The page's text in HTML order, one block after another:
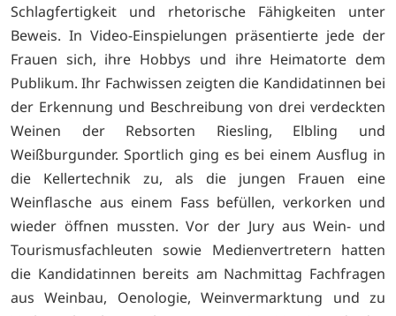
Schlagfertigkeit und rhetorische Fähigkeiten unter
Beweis. In Video-Einspielungen präsentierte jede der
Frauen sich, ihre Hobbys und ihre Heimatorte dem
Publikum. Ihr Fachwissen zeigten die Kandidatinnen bei
der Erkennung und Beschreibung von drei verdeckten
Weinen der Rebsorten Riesling, Elbling und
Weißburgunder. Sportlich ging es bei einem Ausflug in
die Kellertechnik zu, als die jungen Frauen eine
Weinflasche aus einem Fass befüllen, verkorken und
wieder öffnen mussten. Vor der Jury aus Wein- und
Tourismusfachleuten sowie Medienvertretern hatten
die Kandidatinnen bereits am Nachmittag Fachfragen
aus Weinbau, Oenologie, Weinvermarktung und zu